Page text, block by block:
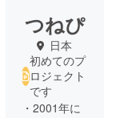
つねぴ
日本
初めてのプ
ロジェクト
です
・2001年に